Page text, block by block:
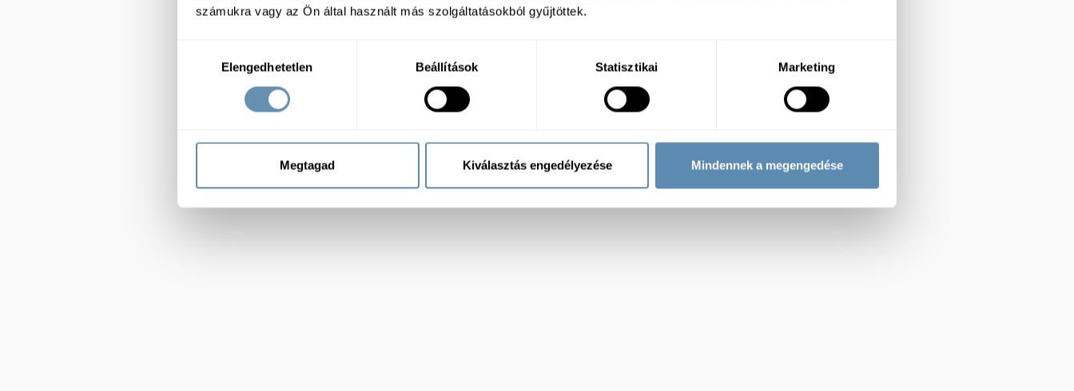
számukra vagy az Ön által használt más szolgáltatásokból gyűjtöttek.
kiválasztásaElengedhetetlen Beállítások Statisztikai Marketing
Megtagad Kiválasztás engedélyezése Mindennek a megengedése
Tovább a termékekre